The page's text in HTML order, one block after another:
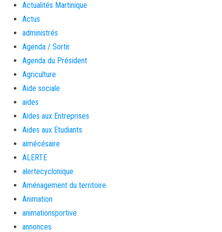
Actualités Martinique
Actus
administrés
Agenda / Sortir
Agenda du Président
Agriculture
Aide sociale
aides
Aides aux Entreprises
Aides aux Etudiants
aimécésaire
ALERTE
alertecyclonique
Aménagement du territoire
Animation
animationsportive
annonces